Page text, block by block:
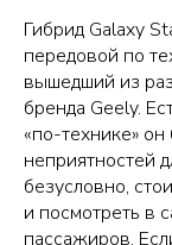
Гибрид Galaxy
передовой по
вышедший из
бренда Geely.
«по-технике»
неприятностей
безусловно,
и посмотреть в
пассажиров.